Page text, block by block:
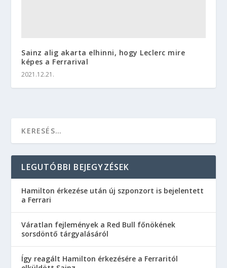
Sainz alig akarta elhinni, hogy Leclerc mire
képes a Ferrarival
2021.12.21.
LEGUTÓBBI BEJEGYZÉSEK
Hamilton érkezése után új szponzort is bejelentett
a Ferrari
Váratlan fejlemények a Red Bull főnökének
sorsdöntő tárgyalásáról
Így reagált Hamilton érkezésére a Ferraritól